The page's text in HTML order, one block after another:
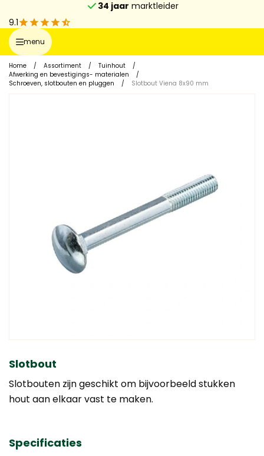
34 jaar marktleider
9.1
menu
Home / Assortiment / Tuinhout
/
Afwerking en bevestigings- materialen
/
Schroeven, slotbouten en pluggen
/ Slotbout Viena 8x90 mm
Slotbout
Slotbouten zijn geschikt om bijvoorbeeld stukken
hout aan elkaar vast te maken.
Specificaties